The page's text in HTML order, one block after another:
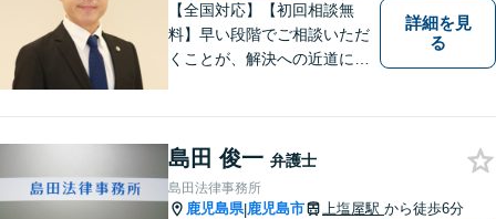
【全国対応】【初回相談無
料】早い段階でご相談いただ
くことが、解決への近道にな
どんなご相談でも、どうぞお
気軽にお声がけください。
【電話・WEB相談も対応可
詳細を見
る
島田 俊一 弁護士
島田法律事務所
鹿児島県|鹿児島市 上塩屋駅 から徒歩6分